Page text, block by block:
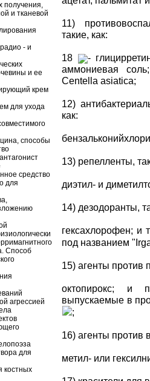
получения,
и тканевой
- и
и ее
крем
для ухода
способы
средство
для
Способ
агрессией
для
костных
11)
такие, как:
18
-
аммониевая
Centella asiatica;
12)
как:
13) репелленты,
диэтил- и
14) дезодоранты,
гексахлорофен; и
под названием
15) агенты против
октопирокс; и
выпускаемые в
;
16) агенты против
метил- или